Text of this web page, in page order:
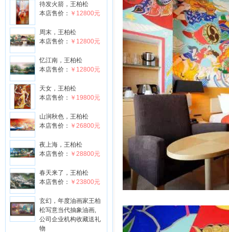
待发火箭，王柏松
本店售价： ￥12800元
周末，王柏松
本店售价： ￥12800元
忆江南，王柏松
本店售价： ￥12800元
天女，王柏松
本店售价： ￥19800元
山涧秋色，王柏松
本店售价： ￥26800元
夜上海，王柏松
本店售价： ￥28800元
春天来了，王柏松
本店售价： ￥23800元
玄幻，年度油画家王柏
松写意当代抽象油画,
公司企业机构收藏送礼
物